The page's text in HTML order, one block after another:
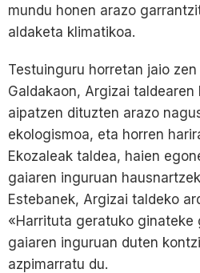
mundu honen arazo
aldaketa klimatikoa.
Testuinguru horretan jaio
Galdakaon, Argizai taldearen
aipatzen dituzten arazo
ekologismoa, eta horren
Ekozaleak taldea, haien
gaiaren inguruan
Estebanek, Argizai taldeko
«Harrituta geratuko ginateke
gaiaren inguruan duten
azpimarratu du.